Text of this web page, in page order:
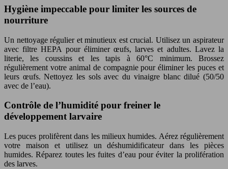
Hygiène impeccable pour limiter les sources de
nourriture
Un nettoyage régulier et minutieux est crucial. Utilisez un aspirateur
avec filtre HEPA pour éliminer œufs, larves et adultes. Lavez la
literie, les coussins et les tapis à 60°C minimum. Brossez
régulièrement votre animal de compagnie pour éliminer les puces et
leurs œufs. Nettoyez les sols avec du vinaigre blanc dilué (50/50
avec de l’eau).
Contrôle de l’humidité pour freiner le
développement larvaire
Les puces prolifèrent dans les milieux humides. Aérez régulièrement
votre maison et utilisez un déshumidificateur dans les pièces
humides. Réparez toutes les fuites d’eau pour éviter la prolifération
des larves.